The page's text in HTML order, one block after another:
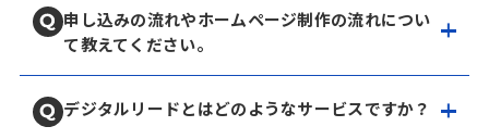
申し込みの流れやホームページ制作の流れについ
て教えてください。
デジタルリードとはどのようなサービスですか？